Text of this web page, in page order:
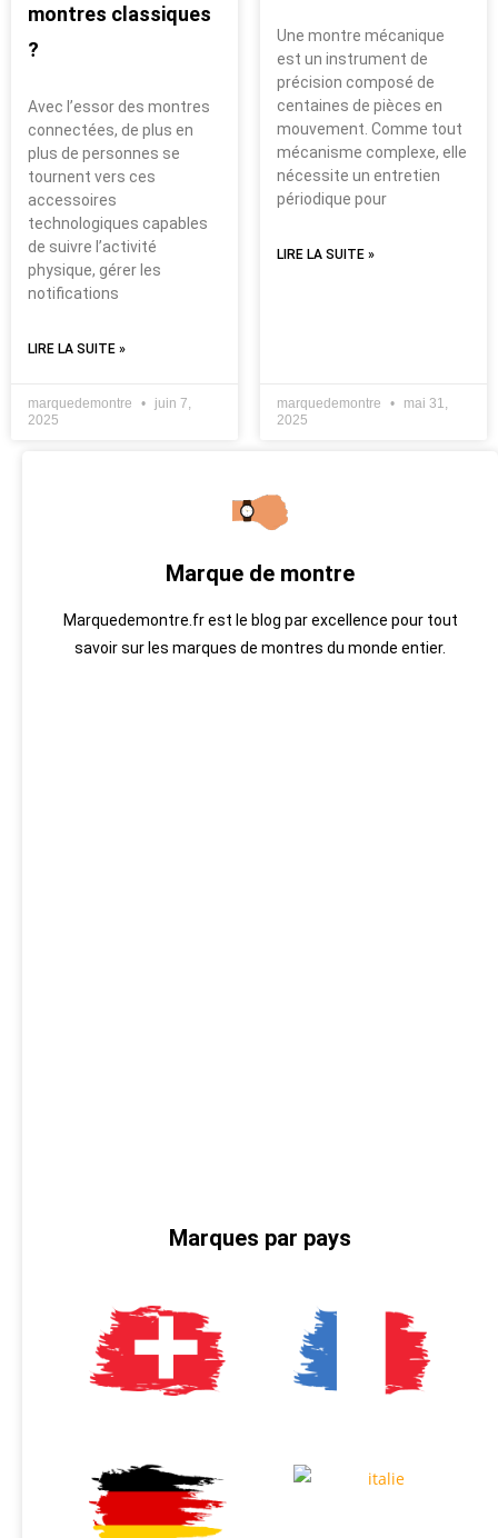
montres classiques
?
Avec l’essor des montres
connectées, de plus en
plus de personnes se
tournent vers ces
accessoires
technologiques capables
de suivre l’activité
physique, gérer les
notifications
LIRE LA SUITE »
marquedemontre
juin 7,
2025
Une montre mécanique
est un instrument de
précision composé de
centaines de pièces en
mouvement. Comme tout
mécanisme complexe, elle
nécessite un entretien
périodique pour
LIRE LA SUITE »
marquedemontre
mai 31,
2025
Marque de montre
Marquedemontre.fr est le blog par excellence pour tout
savoir sur les marques de montres du monde entier.
Marques par pays